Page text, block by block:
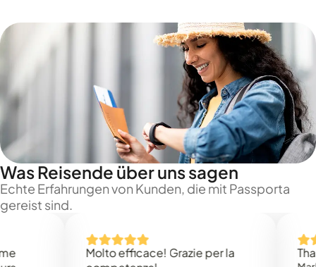
Was Reisende über uns sagen
Echte Erfahrungen von Kunden, die mit Passporta
gereist sind.
Molto efficace! Grazie per la
Thank